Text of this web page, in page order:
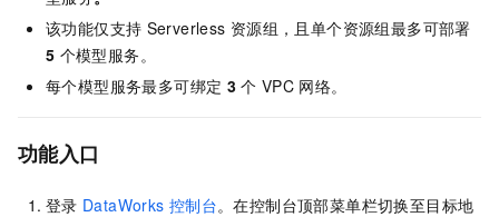
该功能仅支持 Serverless 资源组，且单个资源组最多可部署
5 个模型服务。
每个模型服务最多可绑定 3 个 VPC 网络。
功能入口
登录 DataWorks 控制台。在控制台顶部菜单栏切换至目标地